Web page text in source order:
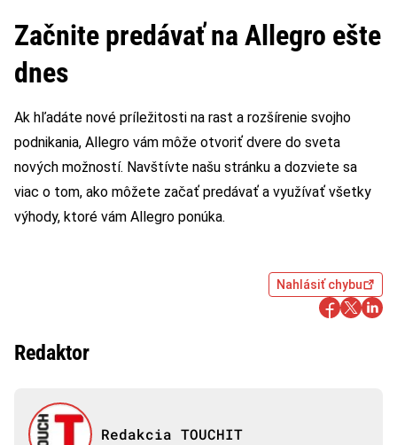
Začnite predávať na Allegro ešte
dnes
Ak hľadáte nové príležitosti na rast a rozšírenie svojho
podnikania, Allegro vám môže otvoriť dvere do sveta
nových možností. Navštívte našu stránku a dozviete sa
viac o tom, ako môžete začať predávať a využívať všetky
výhody, ktoré vám Allegro ponúka.
Nahlásiť chybu
Redaktor
Redakcia TOUCHIT